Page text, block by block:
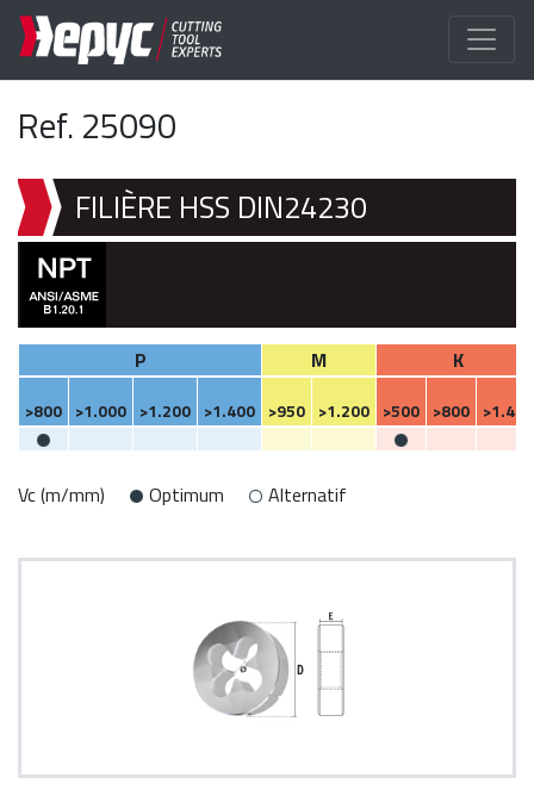
Ref. 25090
FILIÈRE HSS DIN24230
P M K
>800 >1.000 >1.200 >1.400 >950 >1.200 >500 >800 >1.400
Vc (m/mm) Optimum Alternatif